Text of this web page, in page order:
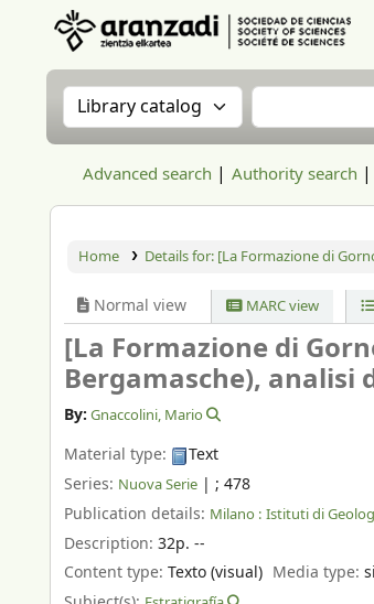
Search the catalog by:Search the
Advanced search Authority search
Home Details for: [La Formazione di
Normal view MARC view
[La Formazione di
Bergamasche),
By: Gnaccolini, Mario
Material type:
Text
Series: Nuova Serie | ; 478
Publication details: Milano : Istituti di
Description: 32p. --
Content type: Texto (visual) Media type: